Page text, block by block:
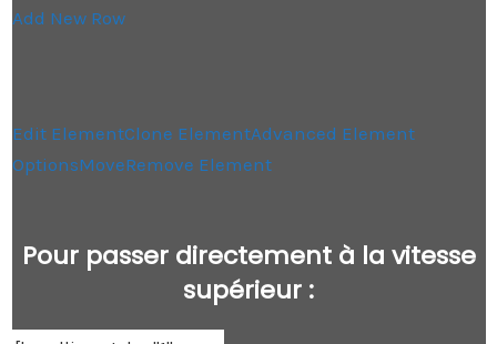
Add New Row
Edit ElementClone ElementAdvanced Element
OptionsMoveRemove Element
Pour passer directement à la vitesse
supérieur :